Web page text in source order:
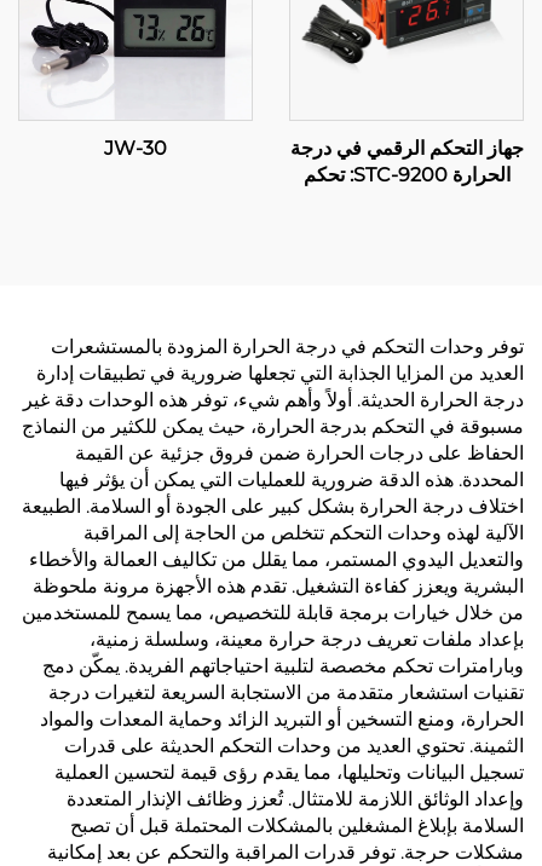
جهاز التحكم الرقمي في درجة
الحرارة STC-9200: تحكم
JW-30
توفر وحدات التحكم في درجة الحرارة المزودة بالمستشعرات
العديد من المزايا الجذابة التي تجعلها ضرورية في تطبيقات إدارة
درجة الحرارة الحديثة. أولاً وأهم شيء، توفر هذه الوحدات دقة غير
مسبوقة في التحكم بدرجة الحرارة، حيث يمكن للكثير من النماذج
الحفاظ على درجات الحرارة ضمن فروق جزئية عن القيمة
المحددة. هذه الدقة ضرورية للعمليات التي يمكن أن يؤثر فيها
اختلاف درجة الحرارة بشكل كبير على الجودة أو السلامة. الطبيعة
الآلية لهذه وحدات التحكم تتخلص من الحاجة إلى المراقبة
والتعديل اليدوي المستمر، مما يقلل من تكاليف العمالة والأخطاء
البشرية ويعزز كفاءة التشغيل. تقدم هذه الأجهزة مرونة ملحوظة
من خلال خيارات برمجة قابلة للتخصيص، مما يسمح للمستخدمين
بإعداد ملفات تعريف درجة حرارة معينة، وسلسلة زمنية،
وبارامترات تحكم مخصصة لتلبية احتياجاتهم الفريدة. يمكّن دمج
تقنيات استشعار متقدمة من الاستجابة السريعة لتغيرات درجة
الحرارة، ومنع التسخين أو التبريد الزائد وحماية المعدات والمواد
الثمينة. تحتوي العديد من وحدات التحكم الحديثة على قدرات
تسجيل البيانات وتحليلها، مما يقدم رؤى قيمة لتحسين العملية
وإعداد الوثائق اللازمة للامتثال. تُعزز وظائف الإنذار المتعددة
السلامة بإبلاغ المشغلين بالمشكلات المحتملة قبل أن تصبح
مشكلات حرجة. توفر قدرات المراقبة والتحكم عن بعد إمكانية